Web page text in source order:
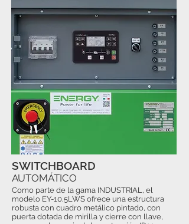
Como parte de la gama INDUSTRIAL, el
modelo EY-10,5LWS ofrece una estructura
robusta con cuadro metálico pintado, con
puerta dotada de mirilla y cierre con llave,
SWITCHBOARD
AUTOMÁTICO